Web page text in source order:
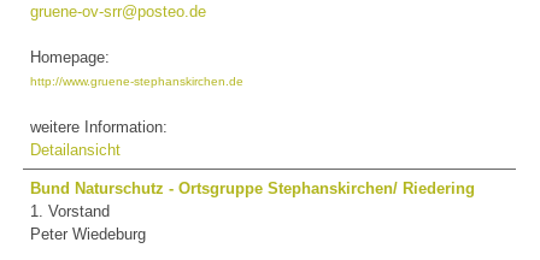
gruene-ov-srr@posteo.de
Homepage:
http://www.gruene-stephanskirchen.de
weitere Information:
Detailansicht
Bund Naturschutz - Ortsgruppe Stephanskirchen/ Riedering
1. Vorstand
Peter Wiedeburg